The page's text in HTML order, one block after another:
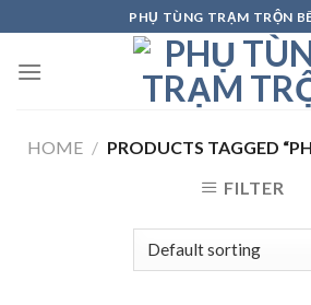
to
content
PHỤ TÙNG TRẠM TRỘN
HOME / PRODUCTS TAGGED
FILTER